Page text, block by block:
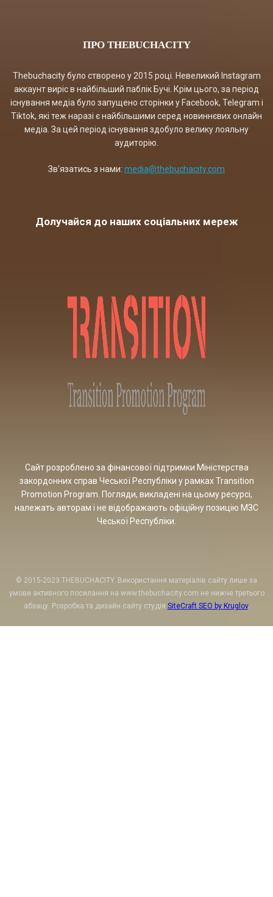
ПРО THEBUCHACITY
Thebuchacity було створено у 2015 році. Невеликий Instagram
аккаунт виріс в найбільший паблік Бучі. Крім цього, за період
існування медіа було запущено сторінки у Facebook, Telegram і
Tiktok, які теж наразі є найбільшими серед новиннєвих онлайн
медіа. За цей період існування здобуло велику лояльну
аудиторію.
Зв'язатись з нами: media@thebuchacity.com
Долучайся до наших соціальних мереж
Сайт розроблено за фінансової підтримки Міністерства
закордонних справ Чеської Республіки у рамках Transition
Promotion Program. Погляди, викладені на цьому ресурсі,
належать авторам і не відображають офіційну позицію МЗС
Чеської Республіки.
© 2015-2023 THEBUCHACITY. Використання матеріалів сайту лише за
умови активного посилання на www.thebuchacity.com не нижче третього
абзацу. Розробка та дизайн сайту студія SiteCraft SEO by Kruglov.